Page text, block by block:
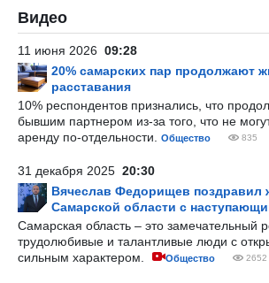
Видео
11 июня 2026 09:28
20% самарских пар продолжают
расставания
10% респондентов признались, что
бывшим партнером из-за того, что не
аренду по-отдельности.
Общество 835
31 декабря 2025 20:30
Вячеслав Федорищев поздравил
Самарской области с
Самарская область – это замечательный
трудолюбивые и талантливые люди с
сильным характером.
Общество 2652